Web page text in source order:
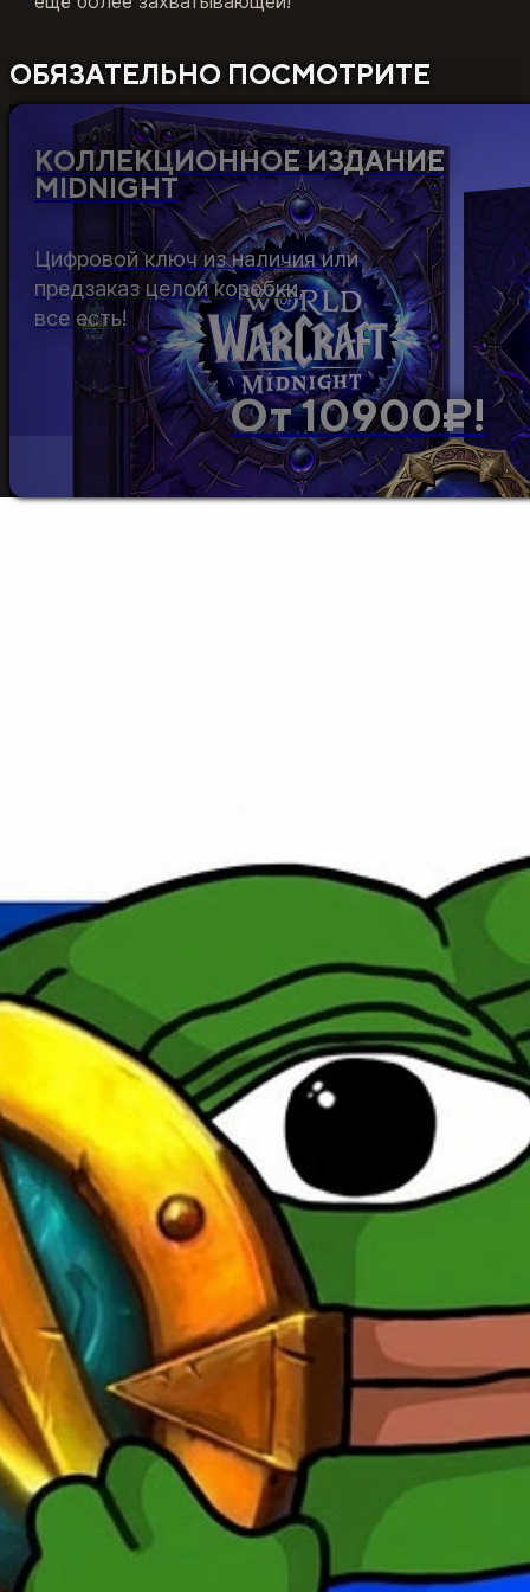
ОБЯЗАТЕЛЬНО ПОСМОТРИТЕ
КОЛЛЕКЦИОННОЕ ИЗДАНИЕ
MIDNIGHT
От 10900₽!
Цифровой ключ из наличия или
предзаказ целой коробки,
все есть!